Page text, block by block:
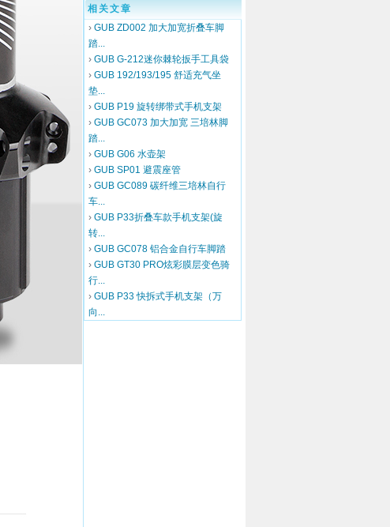
相关文章
› GUB ZD002 加大加宽折叠车脚
踏...
› GUB G-212迷你棘轮扳手工具袋
› GUB 192/193/195 舒适充气坐
垫...
› GUB P19 旋转绑带式手机支架
› GUB GC073 加大加宽 三培林脚
踏...
› GUB G06 水壶架
› GUB SP01 避震座管
› GUB GC089 碳纤维三培林自行
车...
› GUB P33折叠车款手机支架(旋
转...
› GUB GC078 铝合金自行车脚踏
› GUB GT30 PRO炫彩膜层变色骑
行...
› GUB P33 快拆式手机支架（万
向...